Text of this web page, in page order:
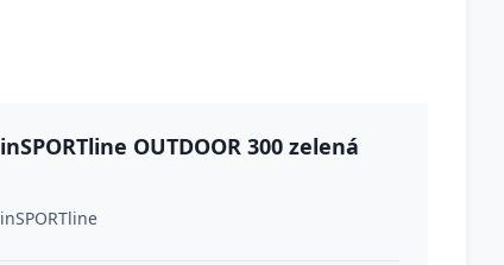
inSPORTline OUTDOOR 300 zelená
inSPORTline